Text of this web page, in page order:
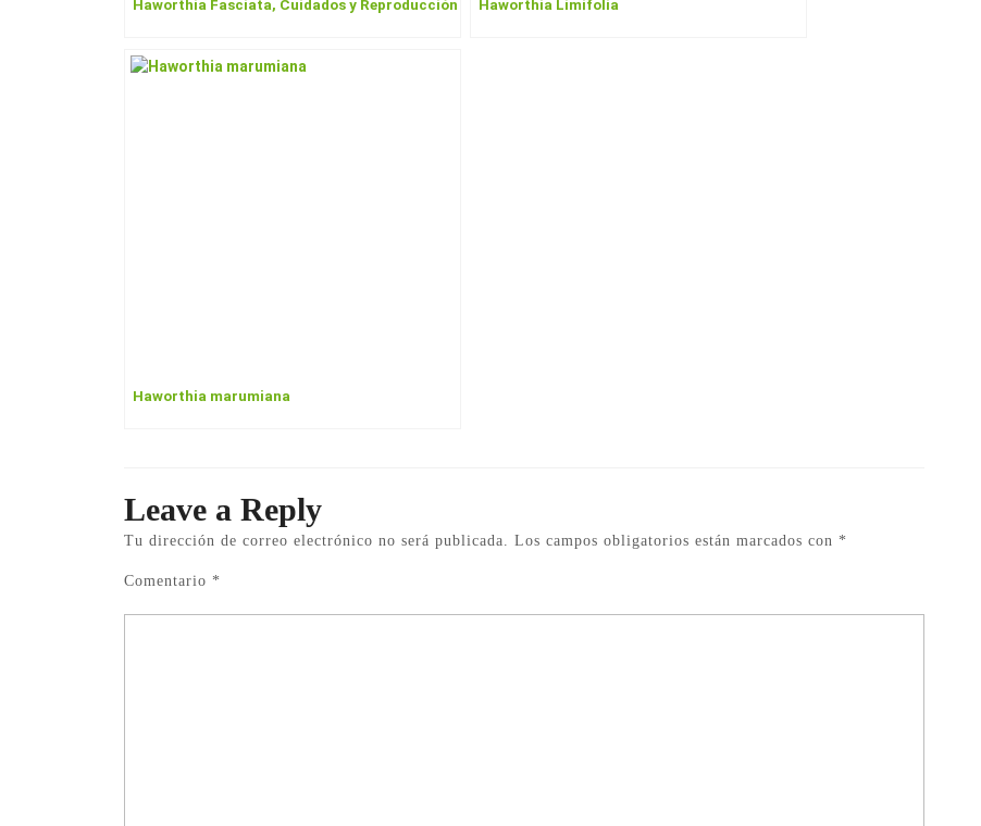
Haworthia Fasciata, Cuidados y Reproducción Haworthia Limifolia
Haworthia marumiana
Leave a Reply
Tu dirección de correo electrónico no será publicada. Los campos obligatorios están marcados con *
Comentario *